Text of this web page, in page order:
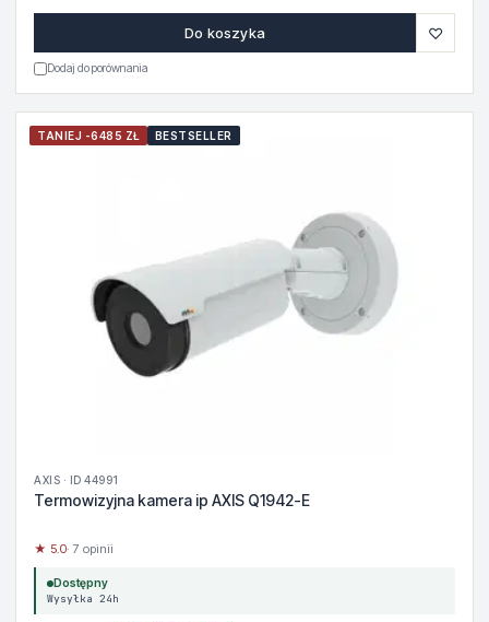
Do koszyka ♡
Dodaj do porównania
TANIEJ -6485 ZŁ BESTSELLER
AXIS · ID 44991
Termowizyjna kamera ip AXIS Q1942-E
★ 5.0· 7 opinii
Dostępny
Wysyłka 24h